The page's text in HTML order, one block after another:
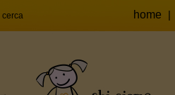
home |